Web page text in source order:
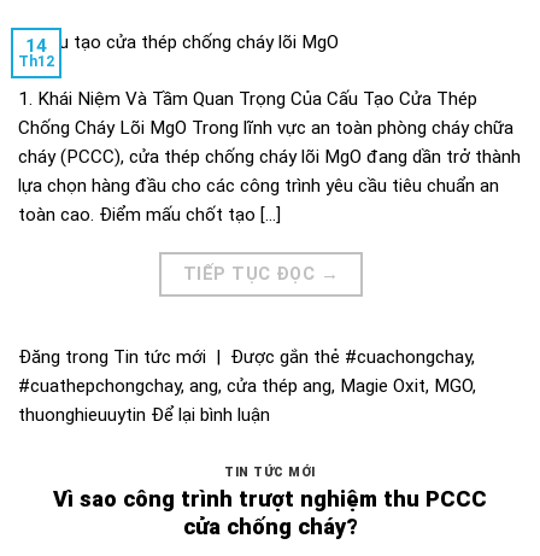
14
Th12
1. Khái Niệm Và Tầm Quan Trọng Của Cấu Tạo Cửa Thép
Chống Cháy Lõi MgO Trong lĩnh vực an toàn phòng cháy chữa
cháy (PCCC), cửa thép chống cháy lõi MgO đang dần trở thành
lựa chọn hàng đầu cho các công trình yêu cầu tiêu chuẩn an
toàn cao. Điểm mấu chốt tạo […]
TIẾP TỤC ĐỌC →
Đăng trong Tin tức mới | Được gắn thẻ #cuachongchay,
#cuathepchongchay, ang, cửa thép ang, Magie Oxit, MGO,
thuonghieuuytin Để lại bình luận
TIN TỨC MỚI
Vì sao công trình trượt nghiệm thu PCCC
cửa chống cháy?